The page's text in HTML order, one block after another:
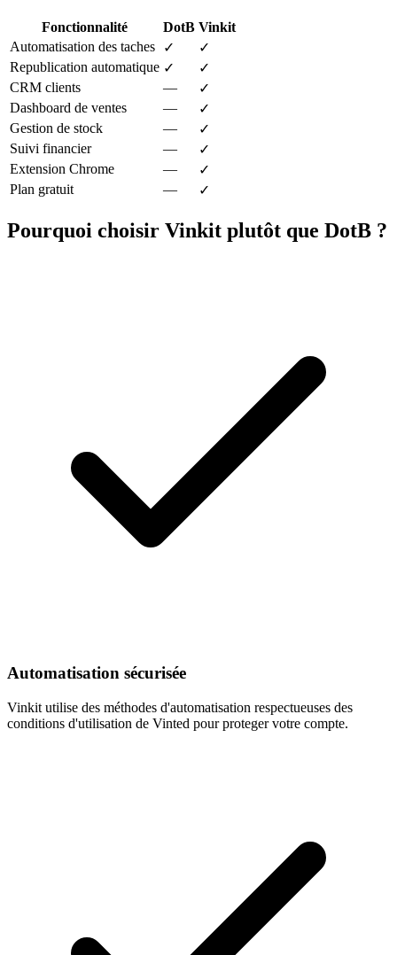
Fonctionnalité DotB Vinkit
Automatisation des taches
✓
✓
Republication automatique ✓
✓
CRM clients
—
✓
Dashboard de ventes
—
✓
Gestion de stock
—
✓
Suivi financier
—
✓
Extension Chrome
—
✓
Plan gratuit
— ✓
Pourquoi choisir Vinkit plutôt que DotB ?
Automatisation sécurisée
Vinkit utilise des méthodes d'automatisation respectueuses des
conditions d'utilisation de Vinted pour proteger votre compte.